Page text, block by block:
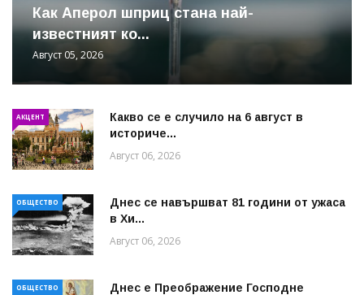
Как Аперол шприц стана най-
известният ко...
Август 05, 2026
АКЦЕНТ
Какво се е случило на 6 август в
историче...
Август 06, 2026
ОБЩЕСТВО
Днес се навършват 81 години от ужаса
в Хи...
Август 06, 2026
ОБЩЕСТВО Днес е Преображение Господне